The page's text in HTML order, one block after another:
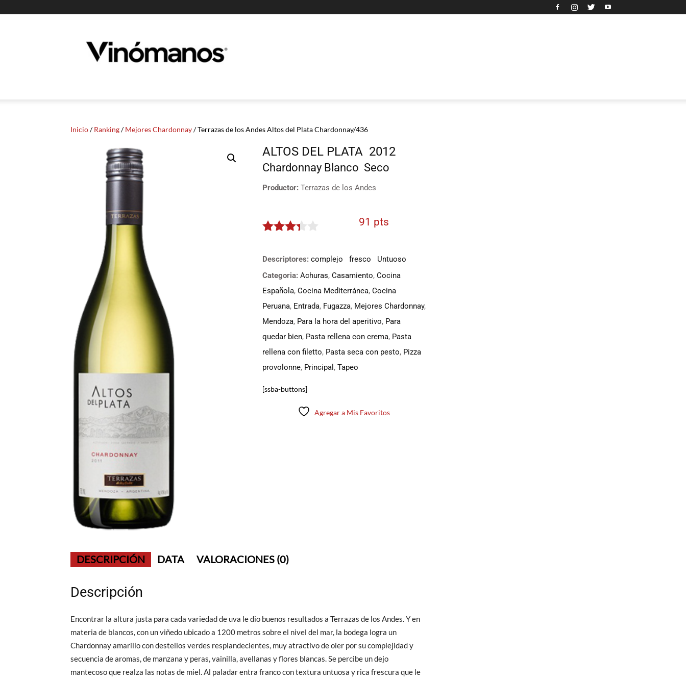
Vinomanos
Inicio/Ranking/Mejores Chardonnay/ Terrazas de los Andes Altos del Plata Chardonnay/436
ALTOS DEL PLATA 2012
Chardonnay Blanco Seco
Productor: Terrazas de los Andes
91 pts
Descriptores: complejo fresco
Untuoso
Categoria: Achuras, Casamiento, Cocina
Española, Cocina Mediterránea, Cocina
Peruana, Entrada, Fugazza, Mejores Chardonnay,
Mendoza, Para la hora del aperitivo, Para
quedar bien, Pasta rellena con crema, Pasta
rellena con filetto, Pasta seca con pesto, Pizza
provolonne, Principal , Tapeo
[ssba-buttons]
Agregar a Mis Favoritos
DESCRIPCIÓN DATA VALORACIONES (0)
Descripción
Encontrar la altura justa para cada variedad de uva le dio buenos resultados a Terrazas de los Andes. Y en
materia de blancos, con un viñedo ubicado a 1200 metros sobre el nivel del mar, la bodega logra un
Chardonnay amarillo con destellos verdes resplandecientes, muy atractivo de oler por su complejidad y
secuencia de aromas, de manzana y peras, vainilla, avellanas y flores blancas. Se percibe un dejo
mantecoso que realza las notas de miel. Al paladar entra franco con textura untuosa y rica frescura que le